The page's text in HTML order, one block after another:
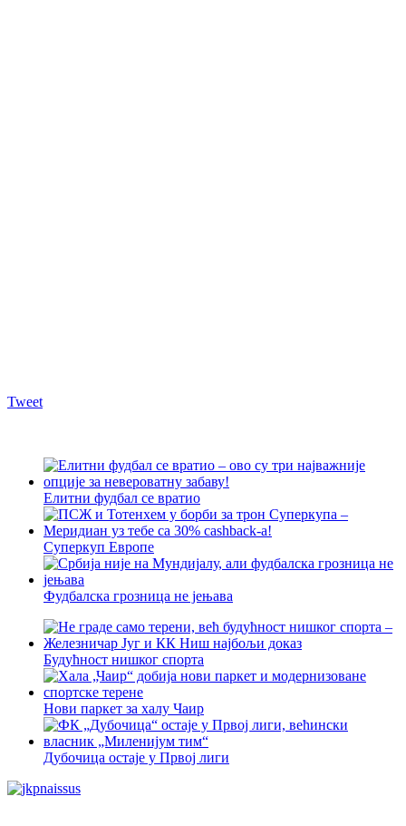
Tweet
Елитни фудбал се вратио
Суперкуп Европе
Фудбалска грозница не јењава
Будућност нишког спорта
Нови паркет за халу Чаир
Дубочица остаје у Првој лиги